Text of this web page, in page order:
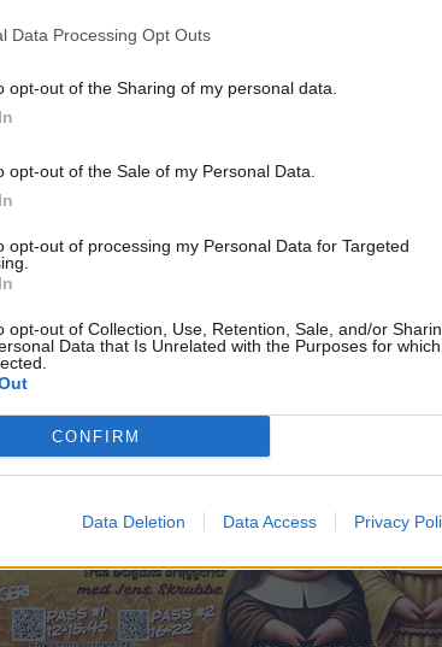
Data Processing Opt Outs
opt-out of the Sharing of my personal data.
opt-out of the Sale of my Personal Data.
opt-out of processing my Personal Data for Targeted
opt-out of Collection, Use, Retention, Sale, and/or
Data that Is Unrelated with the Purposes for
CONFIRM
Data Deletion Data Access Privacy
för St Peter’s Brewery. Det är ett
John Murphy hade en bra vision för
enormt till företagets framgång och de
investera i bryggeriet i Suffolk från första
en ökad efterfrågan.